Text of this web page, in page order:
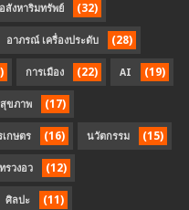
อสังหาริมทรัพย์ (32)
อาภรณ์ เครื่องประดับ (28)
การเมือง (22) AI (19)
สุขภาพ (17)
เกษตร (16) นวัตกรรม (15)
รวงอว (12)
ศิลปะ (11)